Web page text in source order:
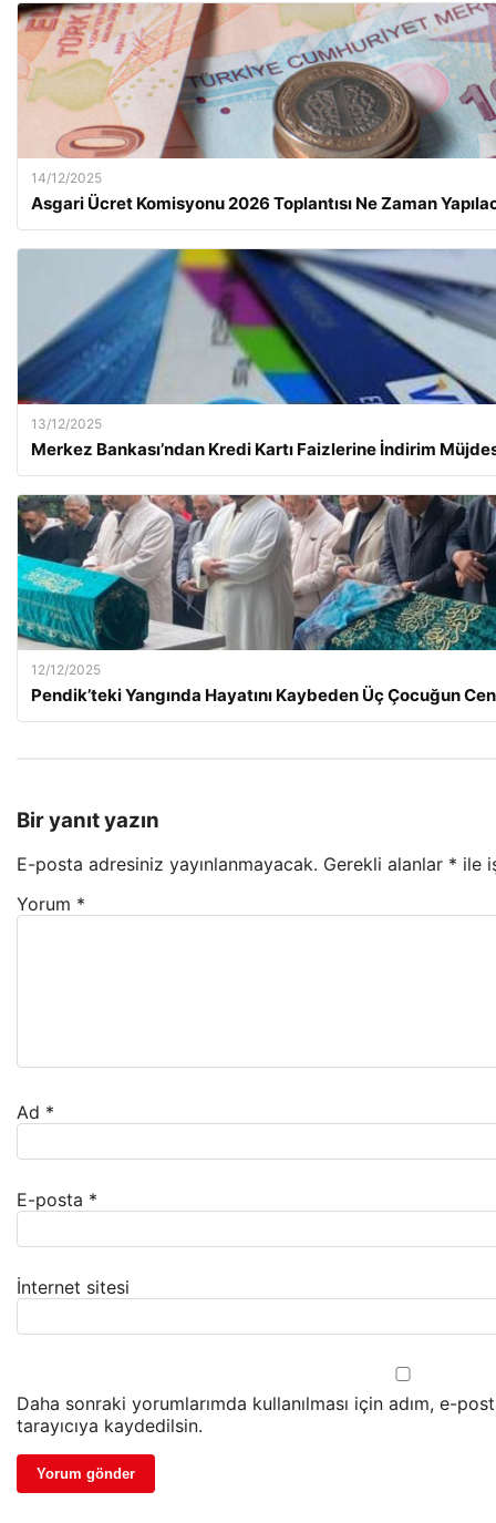
14/12/2025
Asgari Ücret Komisyonu 2026 Toplantısı Ne Zaman
13/12/2025
Merkez Bankası’ndan Kredi Kartı Faizlerine İndirim
12/12/2025
Pendik’teki Yangında Hayatını Kaybeden Üç Çocuğun
Bir yanıt yazın
E-posta adresiniz yayınlanmayacak. Gerekli alanlar * ile
Yorum *
Ad *
E-posta *
İnternet sitesi
Daha sonraki yorumlarımda kullanılması için adım, e-
tarayıcıya kaydedilsin.